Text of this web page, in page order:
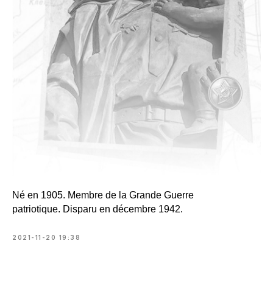
Né en 1905. Membre de la Grande Guerre
patriotique. Disparu en décembre 1942.
2021-11-20 19:38